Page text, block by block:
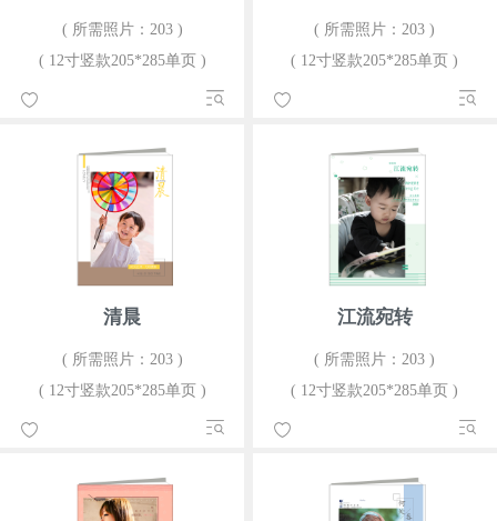
( 所需照片：203 )
( 12寸竖款205*285单页 )
( 所需照片：203 )
( 12寸竖款205*285单页 )
清晨
( 所需照片：203 )
( 12寸竖款205*285单页 )
江流宛转
( 所需照片：203 )
( 12寸竖款205*285单页 )